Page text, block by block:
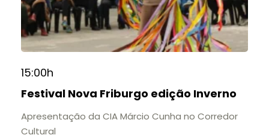
15:00h
Festival Nova Friburgo edição Inverno
Apresentação da CIA Márcio Cunha no Corredor
Cultural